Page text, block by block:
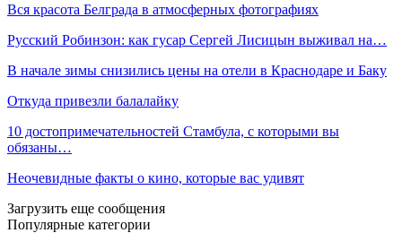
Вся красота Белграда в атмосферных фотографиях
Русский Робинзон: как гусар Сергей Лисицын выживал на…
В начале зимы снизились цены на отели в Краснодаре и Баку
Откуда привезли балалайку
10 достопримечательностей Стамбула, с которыми вы
обязаны…
Неочевидные факты о кино, которые вас удивят
Загрузить еще сообщения
Популярные категории